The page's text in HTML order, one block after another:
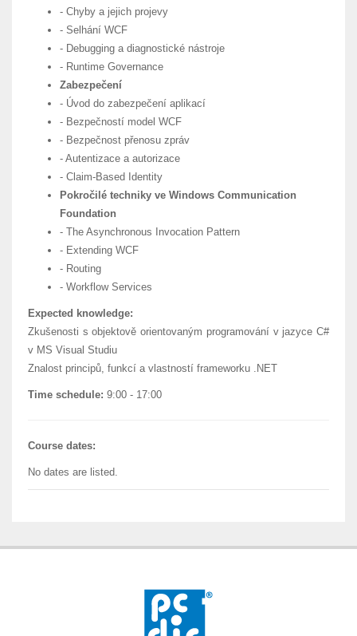
- Chyby a jejich projevy
- Selhání WCF
- Debugging a diagnostické nástroje
- Runtime Governance
Zabezpečení
- Úvod do zabezpečení aplikací
- Bezpečností model WCF
- Bezpečnost přenosu zpráv
- Autentizace a autorizace
- Claim-Based Identity
Pokročilé techniky ve Windows Communication
Foundation
- The Asynchronous Invocation Pattern
- Extending WCF
- Routing
- Workflow Services
Expected knowledge:
Zkušenosti s objektově orientovaným programování v jazyce C#
v MS Visual Studiu
Znalost principů, funkcí a vlastností frameworku .NET
Time schedule: 9:00 - 17:00
Course dates:
No dates are listed.